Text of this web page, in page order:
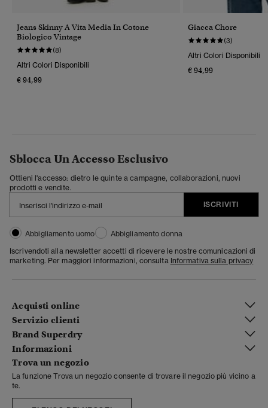
Jeans Skinny A Vita Media In Cotone
Biologico Vintage
(8)
Altri Colori Disponibili
€ 94,99
Giacca Chore
(3)
Altri Colori Disponibili
€ 94,99
Sblocca Un Accesso Esclusivo
Ottieni l'accesso: dietro le quinte a campagne, collaborazioni, nuovi
prodotti e vendite.
ISCRIVITI
Abbigliamento uomo
Abbigliamento donna
Iscrivendoti alla newsletter accetti di ricevere le nostre comunicazioni di
marketing. Per maggiori informazioni, consulta Informativa sulla privacy
Acquisti online
Servizio clienti
Brand Superdry
Informazioni
Trova un negozio
La funzione Trova un negozio consente di trovare il negozio più vicino a
te.